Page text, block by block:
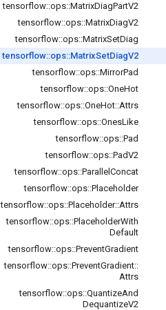
tensorflow::ops::MatrixDiagPartV2
tensorflow::ops::MatrixDiagV2
tensorflow::ops::MatrixSetDiag
tensorflow::ops::MatrixSetDiagV2
tensorflow::ops::MirrorPad
tensorflow::ops::OneHot
tensorflow::ops::OneHot::Attrs
tensorflow::ops::OnesLike
tensorflow::ops::Pad
tensorflow::ops::PadV2
tensorflow::ops::Parallel Concat
tensorflow::ops::Placeholder
tensorflow::ops::Placeholder::Attrs
tensorflow::ops::PlaceholderWith
Default
tensorflow::ops::PreventGradient
tensorflow::ops::PreventGradient::
Attrs
tensorflow::ops::QuantizeAnd
DequantizeV2